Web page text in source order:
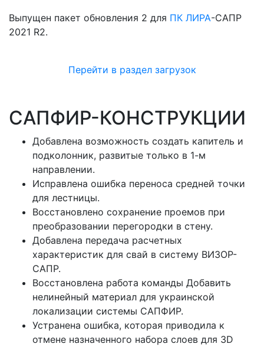
Выпущен пакет обновления 2 для ПК ЛИРА-САПР
2021 R2.
Перейти в раздел загрузок
САПФИР-КОНСТРУКЦИИ
Добавлена возможность создать капитель и
подколонник, развитые только в 1-м
направлении.
Исправлена ошибка переноса средней точки
для лестницы.
Восстановлено сохранение проемов при
преобразовании перегородки в стену.
Добавлена передача расчетных
характеристик для свай в систему ВИЗОР-
САПР.
Восстановлена работа команды Добавить
нелинейный материал для украинской
локализации системы САПФИР.
Устранена ошибка, которая приводила к
отмене назначенного набора слоев для 3D